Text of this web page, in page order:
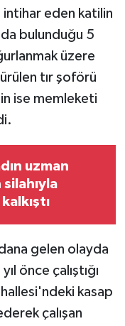
intihar eden katilin
bulunduğu 5
üzere
tır şoförü
ise memleketi
uzman
silahıyla
gelen olayda
önce çalıştığı
kasap
çalışan